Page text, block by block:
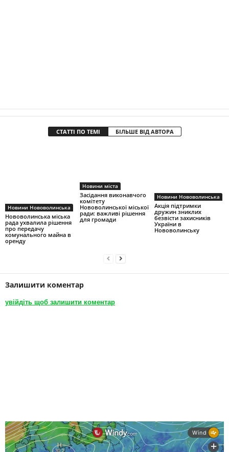
СТАТТІ ПО ТЕМІ БІЛЬШЕ ВІД АВТОРА
Новини Нововолинська
Нововолинська міська
рада ухвалила рішення
про передачу
комунального майна в
оренду
Новини міста
Засідання виконавчого
комітету
Нововолинської міської
ради: важливі рішення
для громади
Новини Нововолинська
Акція підтримки
дружин зниклих
безвісти захисників
України в
Нововолинську
Залишити коментар
увійдіть щоб залишити коментар